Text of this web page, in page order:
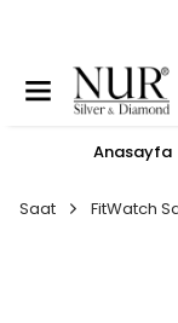
Anasayfa
Saat FitWatch